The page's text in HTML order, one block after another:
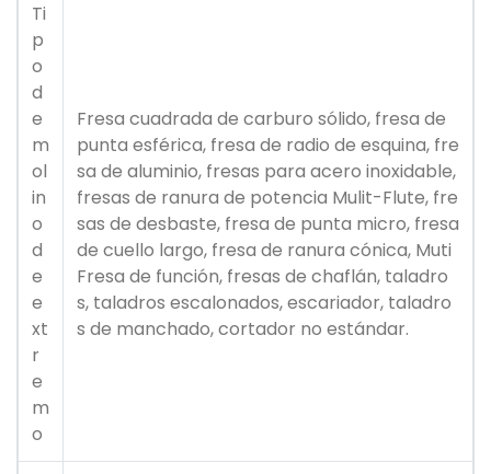
Ti
p
o
d
e
m
ol
in
o
d
e
e
xt
r
e
m
o
Fresa cuadrada de carburo sólido, fresa de
punta esférica, fresa de radio de esquina, fre
sa de aluminio, fresas para acero inoxidable,
fresas de ranura de potencia Mulit-Flute, fre
sas de desbaste, fresa de punta micro, fresa
de cuello largo, fresa de ranura cónica, Muti
Fresa de función, fresas de chaflán, taladro
s, taladros escalonados, escariador, taladro
s de manchado, cortador no estándar.